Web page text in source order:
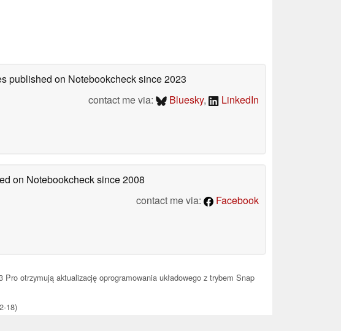
published on Notebookchecksince 2023
contact me via:
Bluesky, LinkedIn
on Notebookchecksince 2008
contact me via:
Facebook
otrzymują aktualizację oprogramowania układowego z trybem Snap
18)